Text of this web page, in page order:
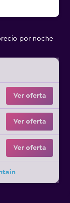
por noche
Ver oferta
Ver oferta
Ver oferta